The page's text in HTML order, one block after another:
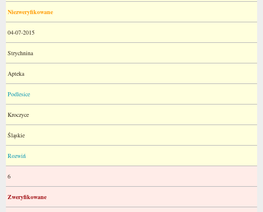
Niezweryfikowane
04-07-2015
Strychnina
Apteka
Podlesice
Kroczyce
Śląskie
Rozwiń
6
Zweryfikowane